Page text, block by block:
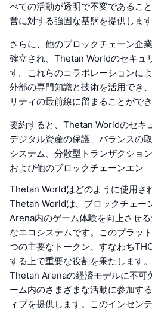
べての活動が透明で不変であるこ
営に対する強固な基盤を提供します
さらに、他のブロックチェーン企
確立され、Thetan Worldのセキュ
す。これらのコラボレーションに
外部の専門知識と技術を活用でき
リティの最前線に留まることができ
要約すると、Thetan Worldのセキ
デジタル資産の保護、バランスの
システム、分散型トランザクショ
および他のブロックチェーンエン
Thetan Worldはどのように使用さ
Thetan Worldは、ブロックチェー
Arena内のゲーム体験を向上させ
なエコシステムです。このプラッ
つの主要なトークン、すなわち
する上で重要な役割を果たします
Thetan Arenaの経済モデルに不可
ーム内のさまざまな活動に参加す
ィブを提供します。このインセン